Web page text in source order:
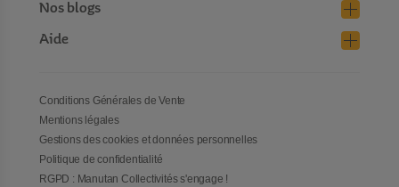
Nos blogs
Aide
Conditions Générales de Vente
Mentions légales
Gestions des cookies et données personnelles
Politique de confidentialité
RGPD : Manutan Collectivités s'engage !